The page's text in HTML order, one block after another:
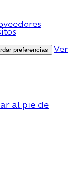
preferencias
Ver
al pie de